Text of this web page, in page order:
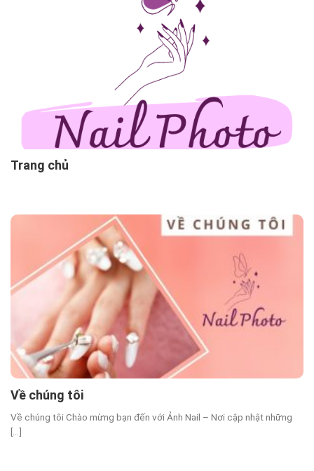
Trang chủ
Về chúng tôi
Về chúng tôi Chào mừng bạn đến với Ảnh Nail – Nơi cập nhật những
[...]